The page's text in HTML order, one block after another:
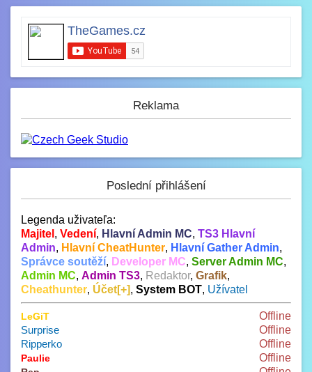
TheGames.cz
Reklama
Poslední přihlášení
Legenda uživateľa:
Majitel , Vedení, Hlavní Admin MC, TS3 Hlavní
Admin, Hlavní CheatHunter, Hlavní Gather Admin,
Správce soutěží, Developer MC, Server Admin MC,
Admin MC, Admin TS3, Redaktor, Grafik,
Cheathunter, Účet[+], System BOT, Užívatel
LeGiT
Offline
Surprise
Offline
Ripperko
Offline
Paulie Offline